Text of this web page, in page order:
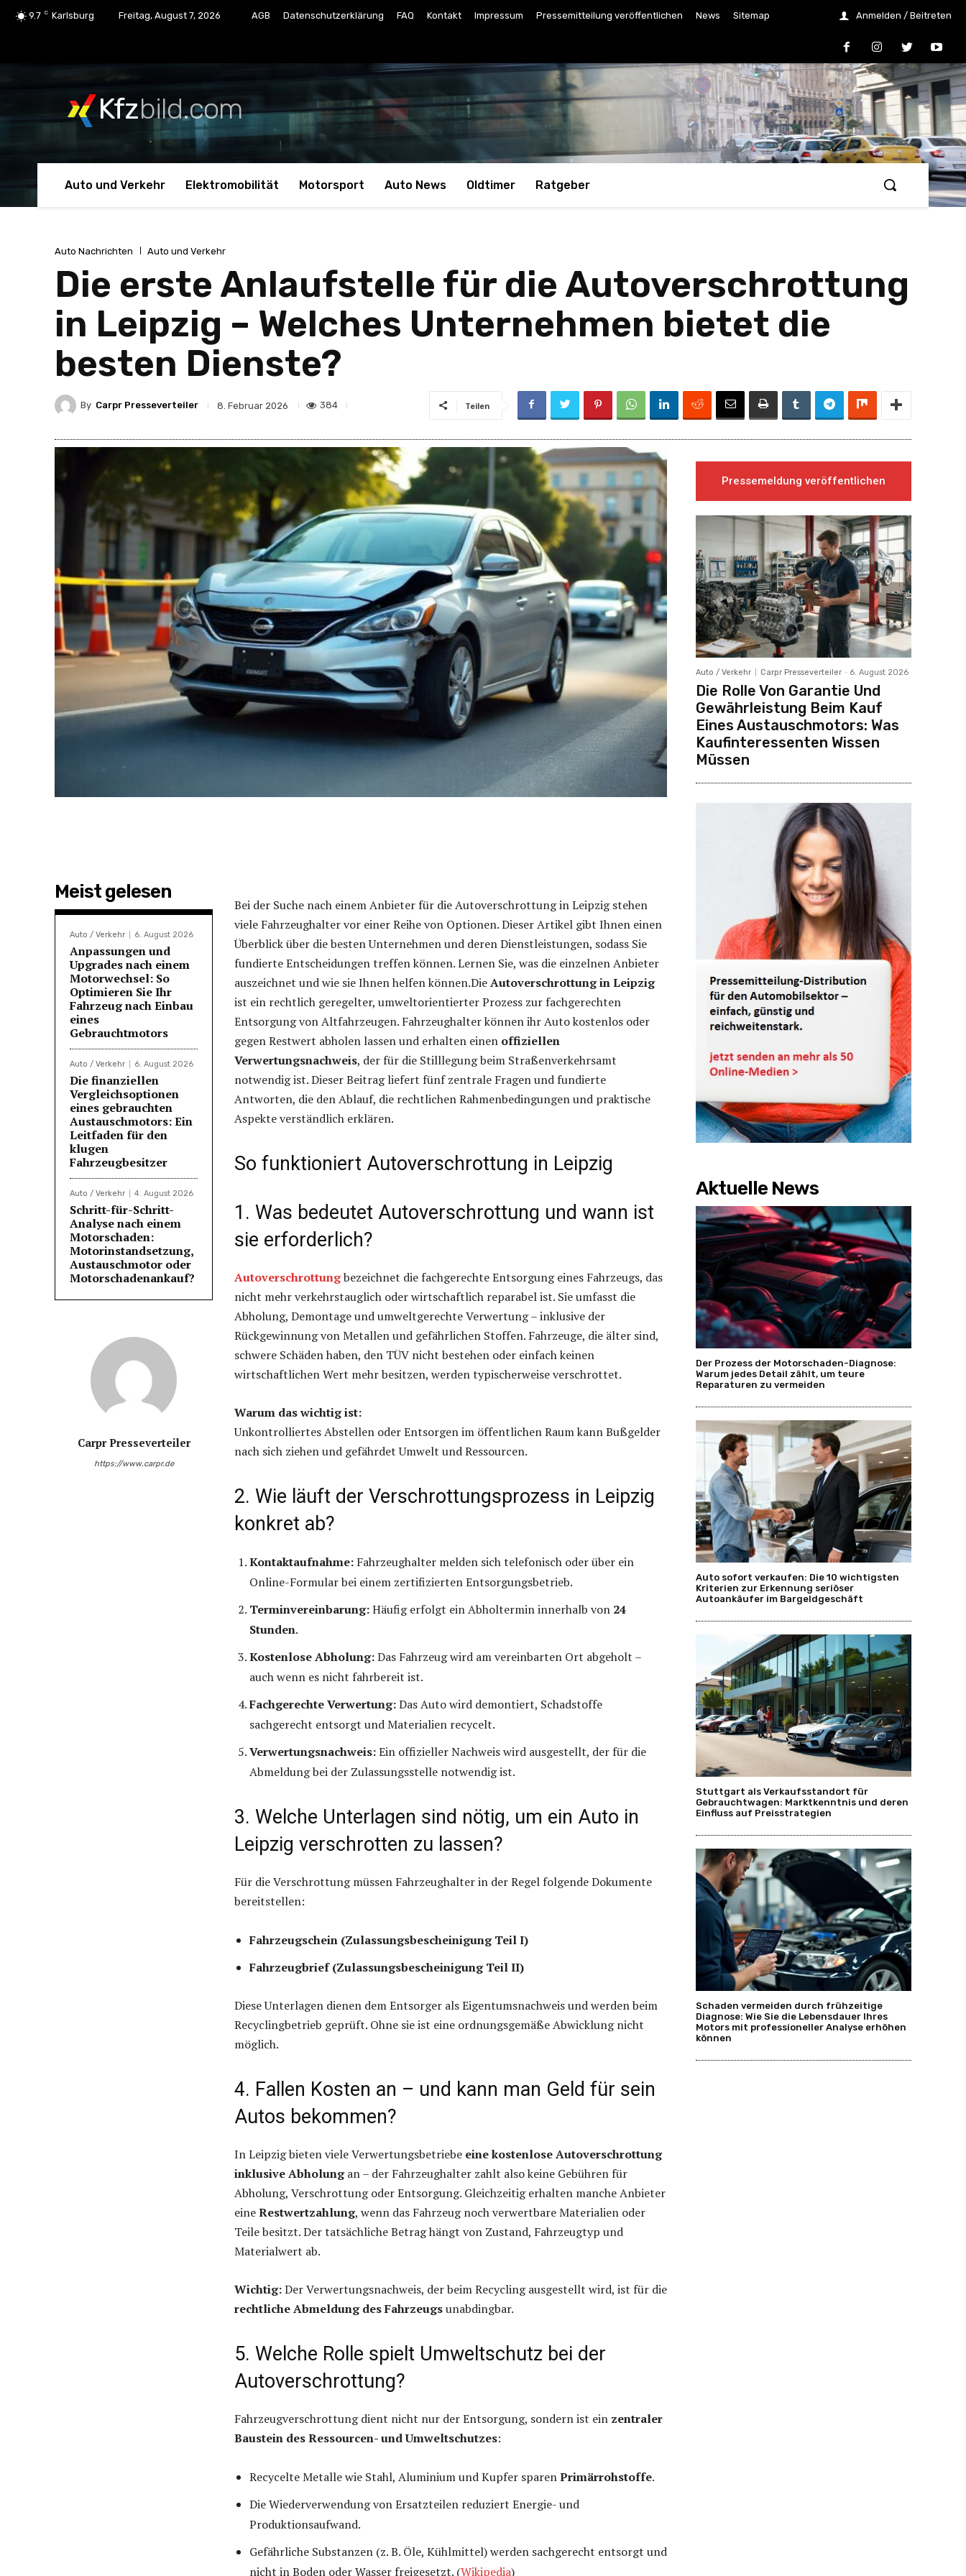
9.7 C Karlsburg Freitag, August 7, 2026 AGB Datenschutzerklärung FAQ Kontakt Impressum Pressemitteilung veröffentlichen News Sitemap Anmelden / Beitreten
Kfzbild.com
Auto und Verkehr Elektromobilität Motorsport Auto News Oldtimer Ratgeber
Auto Nachrichten Auto und Verkehr
Die erste Anlaufstelle für die Autoverschrottung
in Leipzig – Welches Unternehmen bietet die
besten Dienste?
By Carpr Presseverteiler 8. Februar 2026 384 Teilen
Meist gelesen
Auto / Verkehr 6. August 2026
Anpassungen und
Upgrades nach einem
Motorwechsel: So
Optimieren Sie Ihr
Fahrzeug nach Einbau
eines
Gebrauchtmotors
Auto / Verkehr 6. August 2026
Die finanziellen
Vergleichsoptionen
eines gebrauchten
Austauschmotors: Ein
Leitfaden für den
klugen
Fahrzeugbesitzer
Auto / Verkehr 4. August 2026
Schritt-für-Schritt-
Analyse nach einem
Motorschaden:
Motorinstandsetzung,
Austauschmotor oder
Motorschadenankauf?
Carpr Presseverteiler
https://www.carpr.de
Bei der Suche nach einem Anbieter für die Autoverschrottung in Leipzig stehen
viele Fahrzeughalter vor einer Reihe von Optionen. Dieser Artikel gibt Ihnen einen
Überblick über die besten Unternehmen und deren Dienstleistungen, sodass Sie
fundierte Entscheidungen treffen können. Lernen Sie, was die einzelnen Anbieter
auszeichnet und wie sie Ihnen helfen können.DieAutoverschrottung in Leipzig
ist ein rechtlich geregelter, umweltorientierter Prozess zur fachgerechten
Entsorgung von Altfahrzeugen. Fahrzeughalter können ihr Auto kostenlos oder
gegen Restwert abholen lassen und erhalten einen offiziellen
Verwertungsnachweis, der für die Stilllegung beim Straßenverkehrsamt
notwendig ist. Dieser Beitrag liefert fünf zentrale Fragen und fundierte
Antworten, die den Ablauf, die rechtlichen Rahmenbedingungen und praktische
Aspekte verständlich erklären.
So funktioniert Autoverschrottung in Leipzig
1. Was bedeutet Autoverschrottung und wann ist
sie erforderlich?
Autoverschrottungbezeichnet die fachgerechte Entsorgung eines Fahrzeugs, das
nicht mehr verkehrstauglich oder wirtschaftlich reparabel ist. Sie umfasst die
Abholung, Demontage und umweltgerechte Verwertung – inklusive der
Rückgewinnung von Metallen und gefährlichen Stoffen. Fahrzeuge, die älter sind,
schwere Schäden haben, den TÜV nicht bestehen oder einfach keinen
wirtschaftlichen Wert mehr besitzen, werden typischerweise verschrottet.
Warum das wichtig ist:
Unkontrolliertes Abstellen oder Entsorgen im öffentlichen Raum kann Bußgelder
nach sich ziehen und gefährdet Umwelt und Ressourcen.
2. Wie läuft der Verschrottungsprozess in Leipzig
konkret ab?
Kontaktaufnahme: Fahrzeughalter melden sich telefonisch oder über ein
Online-Formular bei einem zertifizierten Entsorgungsbetrieb.
Terminvereinbarung:Häufig erfolgt ein Abholtermin innerhalb von 24
Stunden.
Kostenlose Abholung:Das Fahrzeug wird am vereinbarten Ort abgeholt –
auch wenn es nicht fahrbereit ist.
Fachgerechte Verwertung:Das Auto wird demontiert, Schadstoffe
sachgerecht entsorgt und Materialien recycelt.
Verwertungsnachweis:Ein offizieller Nachweis wird ausgestellt, der für die
Abmeldung bei der Zulassungsstelle notwendig ist.
3. Welche Unterlagen sind nötig, um ein Auto in
Leipzig verschrotten zu lassen?
Für die Verschrottung müssen Fahrzeughalter in der Regel folgende Dokumente
bereitstellen:
Fahrzeugschein (Zulassungsbescheinigung Teil I)
Fahrzeugbrief (Zulassungsbescheinigung Teil II)
Diese Unterlagen dienen dem Entsorger als Eigentumsnachweis und werden beim
Recyclingbetrieb geprüft. Ohne sie ist eine ordnungsgemäße Abwicklung nicht
möglich.
4. Fallen Kosten an – und kann man Geld für sein
Autos bekommen?
In Leipzig bieten viele Verwertungsbetriebe eine kostenlose Autoverschrottung
inklusive Abholungan – der Fahrzeughalter zahlt also keine Gebühren für
Abholung, Verschrottung oder Entsorgung. Gleichzeitig erhalten manche Anbieter
eineRestwertzahlung, wenn das Fahrzeug noch verwertbare Materialien oder
Teile besitzt. Der tatsächliche Betrag hängt von Zustand, Fahrzeugtyp und
Materialwert ab.
Wichtig:Der Verwertungsnachweis, der beim Recycling ausgestellt wird, ist für die
rechtliche Abmeldung des Fahrzeugsunabdingbar.
5. Welche Rolle spielt Umweltschutz bei der
Autoverschrottung?
Fahrzeugverschrottung dient nicht nur der Entsorgung, sondern ist ein zentraler
Baustein des Ressourcen- und Umweltschutzes:
Recycelte Metalle wie Stahl, Aluminium und Kupfer sparenPrimärrohstoffe.
Die Wiederverwendung von Ersatzteilen reduziert Energie- und
Produktionsaufwand.
Gefährliche Substanzen (z. B. Öle, Kühlmittel) werden sachgerecht entsorgt und
nicht in Boden oder Wasser freigesetzt. (Wikipedia)
Pressemeldung veröffentlichen
Auto / Verkehr Carpr Presseverteiler - 6. August 2026
Die Rolle Von Garantie Und
Gewährleistung Beim Kauf
Eines Austauschmotors: Was
Kaufinteressenten Wissen
Müssen
Aktuelle News
Der Prozess der Motorschaden-Diagnose:
Warum jedes Detail zählt, um teure
Reparaturen zu vermeiden
Auto sofort verkaufen: Die 10 wichtigsten
Kriterien zur Erkennung seriöser
Autoankäufer im Bargeldgeschäft
Stuttgart als Verkaufsstandort für
Gebrauchtwagen: Marktkenntnis und deren
Einfluss auf Preisstrategien
Schaden vermeiden durch frühzeitige
Diagnose: Wie Sie die Lebensdauer Ihres
Motors mit professioneller Analyse erhöhen
können